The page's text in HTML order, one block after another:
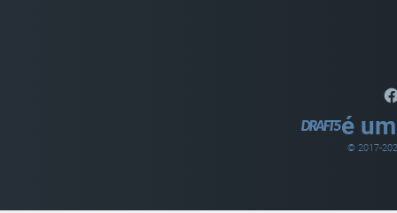
é
© 2017-